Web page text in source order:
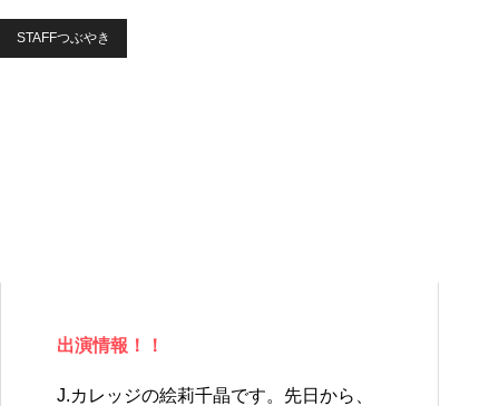
STAFFつぶやき
出演情報！！
J.カレッジの絵莉千晶です。先日から、